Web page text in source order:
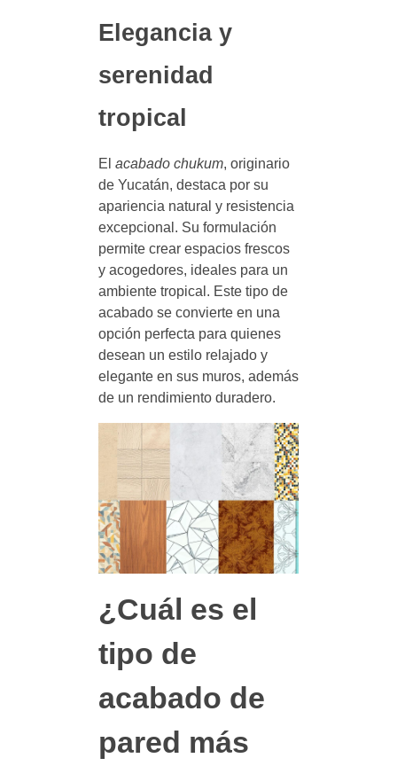
Elegancia y
serenidad
tropical
El acabado chukum, originario
de Yucatán, destaca por su
apariencia natural y resistencia
excepcional. Su formulación
permite crear espacios frescos
y acogedores, ideales para un
ambiente tropical. Este tipo de
acabado se convierte en una
opción perfecta para quienes
desean un estilo relajado y
elegante en sus muros, además
de un rendimiento duradero.
¿Cuál es el
tipo de
acabado de
pared más